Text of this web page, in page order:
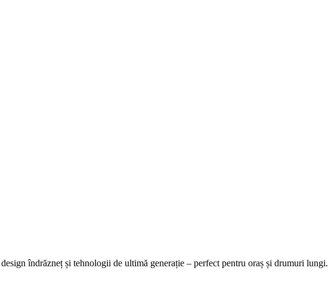
îndrăzneț și tehnologii de ultimă generație – perfect pentru oraș și drumuri lungi.